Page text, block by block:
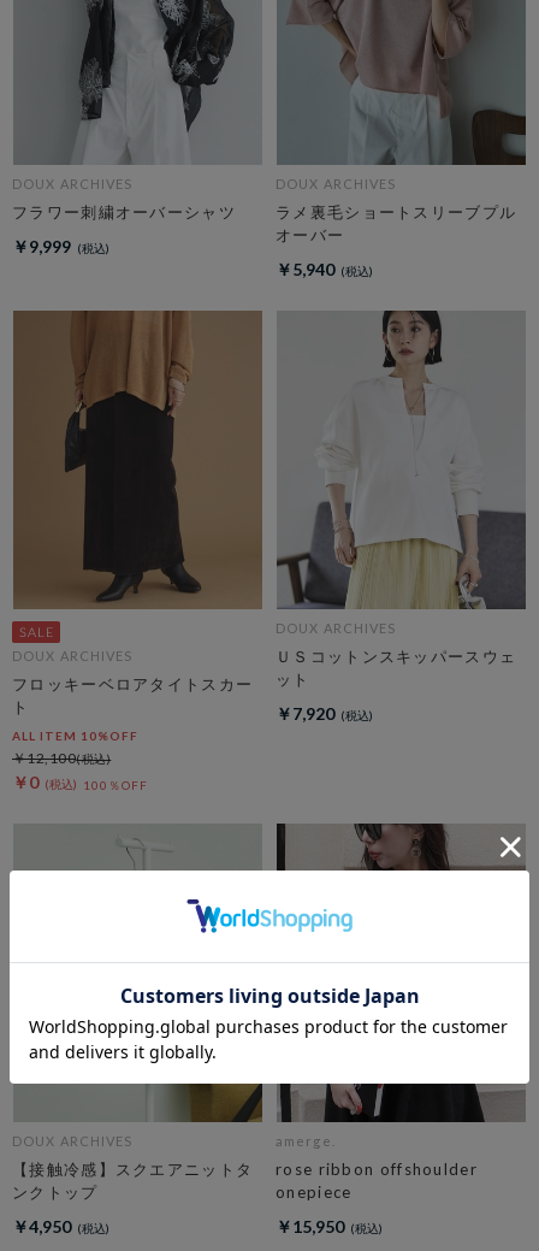
DOUX ARCHIVES
フラワー刺繍オーバーシャツ
￥9,999
DOUX ARCHIVES
ラメ裏毛ショートスリーブプル
オーバー
￥5,940
DOUX ARCHIVES
フロッキーベロアタイトスカー
ト
ALL ITEM 10%OFF
￥0 100％OFF
￥12,100
DOUX ARCHIVES
ＵＳコットンスキッパースウェ
ット
￥7,920
DOUX ARCHIVES
【接触冷感】スクエアニットタ
ンクトップ
￥4,950
amerge.
rose ribbon offshoulder
onepiece
￥15,950